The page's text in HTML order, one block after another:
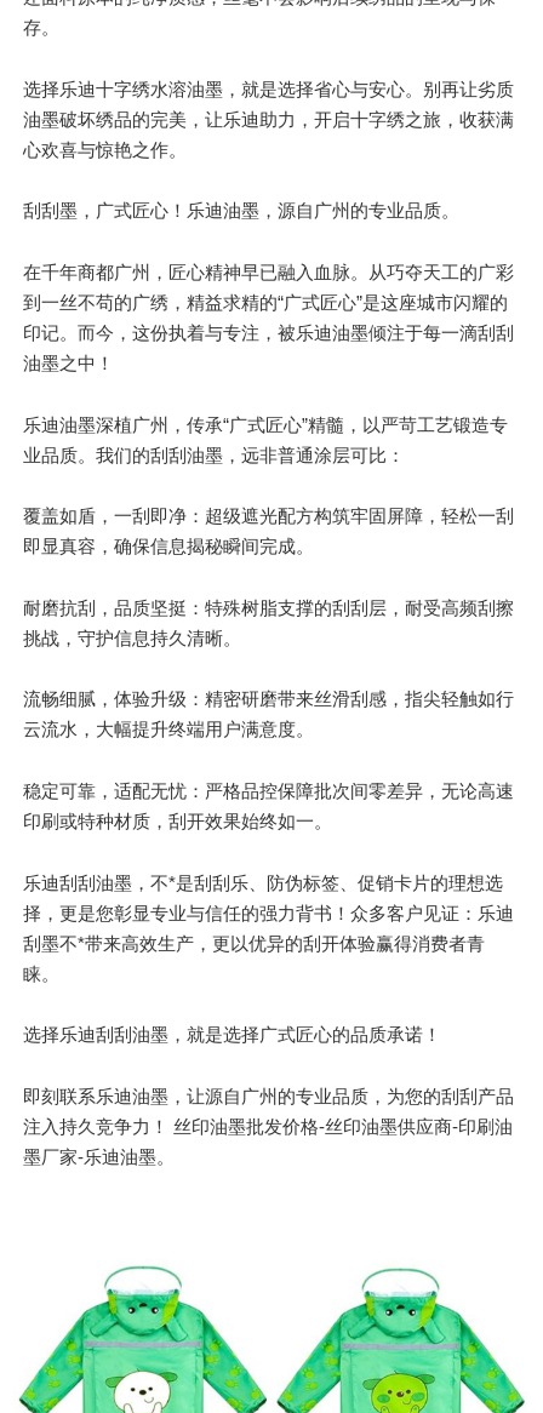
存。
选择乐迪十字绣水溶油墨，就是选择省心与安心。别再让劣质
油墨破坏绣品的完美，让乐迪助力，开启十字绣之旅，收获满
心欢喜与惊艳之作。
刮刮墨，广式匠心！乐迪油墨，源自广州的专业品质。
在千年商都广州，匠心精神早已融入血脉。从巧夺天工的广彩
到一丝不苟的广绣，精益求精的“广式匠心”是这座城市闪耀的
印记。而今，这份执着与专注，被乐迪油墨倾注于每一滴刮刮
油墨之中！
乐迪油墨深植广州，传承“广式匠心”精髓，以严苛工艺锻造专
业品质。我们的刮刮油墨，远非普通涂层可比：
覆盖如盾，一刮即净：超级遮光配方构筑牢固屏障，轻松一刮
即显真容，确保信息揭秘瞬间完成。
耐磨抗刮，品质坚挺：特殊树脂支撑的刮刮层，耐受高频刮擦
挑战，守护信息持久清晰。
流畅细腻，体验升级：精密研磨带来丝滑刮感，指尖轻触如行
云流水，大幅提升终端用户满意度。
稳定可靠，适配无忧：严格品控保障批次间零差异，无论高速
印刷或特种材质，刮开效果始终如一。
乐迪刮刮油墨，不*是刮刮乐 、防伪标签、促销卡片的理想选
择，更是您彰显专业与信任的强力背书！众多客户见证：乐迪
刮墨不*带来高效生产，更以优异的刮开体验赢得消费者青
睐。
选择乐迪刮刮油墨，就是选择广式匠心的品质承诺！
即刻联系乐迪油墨，让源自广州的专业品质，为您的刮刮产品
注入持久竞争力！ 丝印油墨批发价格-丝印油墨供应商-印刷油
墨厂家-乐迪油墨。